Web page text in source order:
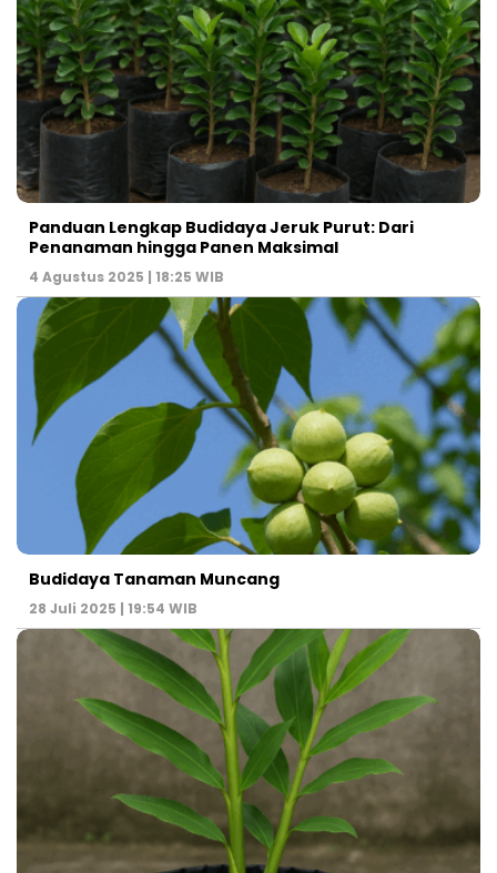
Panduan Lengkap Budidaya Jeruk Purut: Dari
Penanaman hingga Panen Maksimal
4 Agustus 2025 | 18:25 WIB
Budidaya Tanaman Muncang
28 Juli 2025 | 19:54 WIB